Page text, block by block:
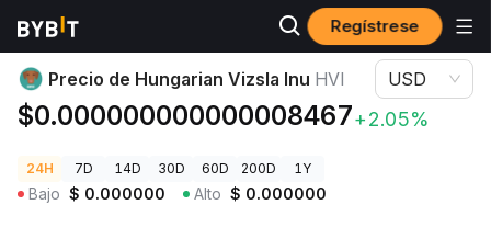
Regístrese
Precios de Criptomonedas Precio de Hungarian Vizsla Inu HVI
Precio de Hungarian Vizsla Inu HVI
$0.000000000000008467+2.05%
USD
24H 7D 14D 30D 60D 200D 1Y
Bajo $ 0.000000 Alto $ 0.000000